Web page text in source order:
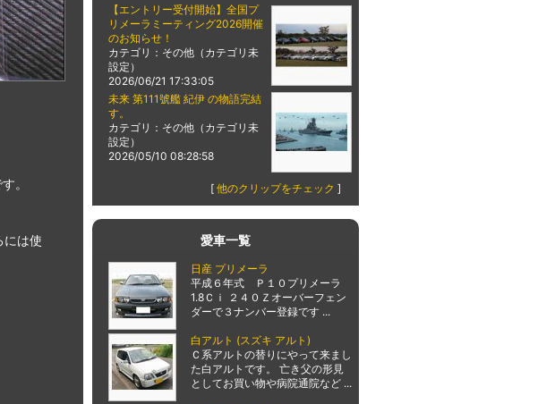
。
は使
【エントリー受付開始】全国プ
リメーラミーティング2026開催
のお知らせ！
カテゴリ：その他（カテゴリ未
設定）
2026/06/21 17:33:05
未来 第111號艦 紀伊 の物語完結
す。
カテゴリ：その他（カテゴリ未
設定）
2026/05/10 08:28:58
[ 他のクリップをチェック ]
愛車一覧
日産 プリメーラ
平成６年式 Ｐ１０プリメーラ
1.8Ｃｉ ２４０Ｚオーバーフェン
ダーで３ナンバー登録です ...
白アルト (スズキ アルト)
Ｃ系アルトの替りにやって来まし
た白アルトです。 亡き父の形見
としてお買い物や病院通院など ...